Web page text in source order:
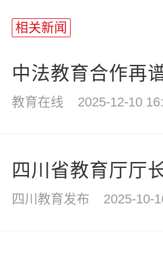
相关新闻
中法教育合作再
教育在线 2025-12-10
四川省教育厅厅
四川教育发布 2025-10-